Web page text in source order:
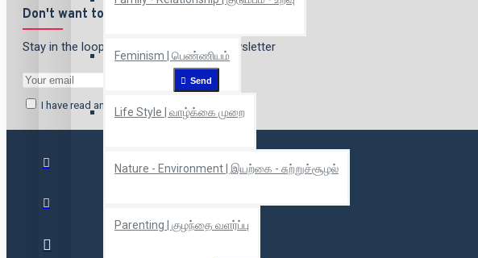
Feminism | பெண்ணியம்
Life Style | வாழ்க்கை முறை
Nature - Environment | இயற்கை - சுற்றுச்சூழல்
Parenting | குழந்தை வளர்ப்பு
Don't want to miss out?
Stay in the loop by signing up for our newsletter
Send
I have read and agree to the Privacy Policy